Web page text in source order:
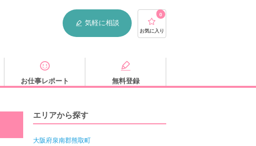
気軽に相談
0
お気に入り
お仕事レポート 無料登録
エリアから探す
大阪府泉南郡熊取町